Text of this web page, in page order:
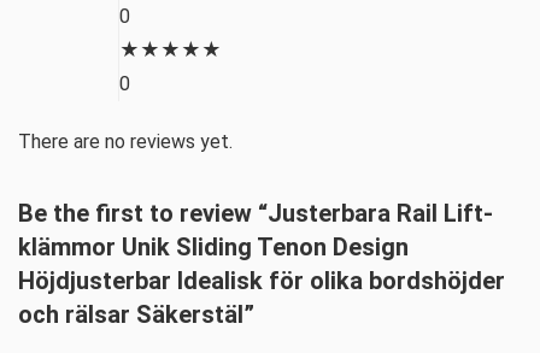
0
★ ★ ★ ★ ★
0
There are no reviews yet.
Be the first to review “Justerbara Rail Lift-
klämmor Unik Sliding Tenon Design
Höjdjusterbar Idealisk för olika bordshöjder
och rälsar Säkerstäl”